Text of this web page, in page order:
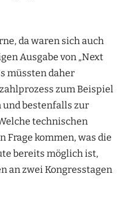
da waren sich auch
Ausgabe von „Next
müssten daher
zum Beispiel
und bestenfalls zur
technischen
kommen, was die
bereits möglich ist,
an zwei Kongresstagen